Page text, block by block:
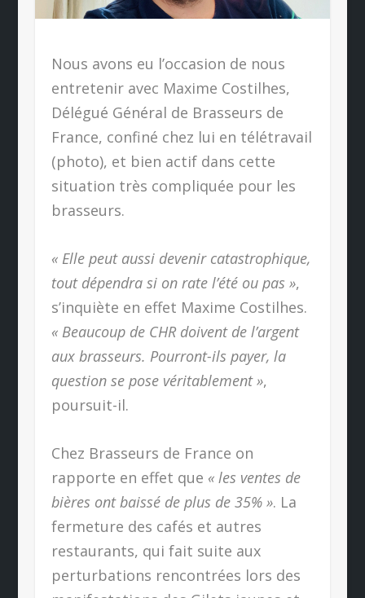
Nous avons eu l’occasion de nous
entretenir avec Maxime Costilhes,
Délégué Général de Brasseurs de
France, confiné chez lui en télétravail
(photo), et bien actif dans cette
situation très compliquée pour les
brasseurs.
« Elle peut aussi devenir catastrophique,
tout dépendra si on rate l’été ou pas »,
s’inquiète en effet Maxime Costilhes.
« Beaucoup de CHR doivent de l’argent
aux brasseurs. Pourront-ils payer, la
question se pose véritablement »,
poursuit-il.
Chez Brasseurs de France on
rapporte en effet que « les ventes de
bières ont baissé de plus de 35% ». La
fermeture des cafés et autres
restaurants, qui fait suite aux
perturbations rencontrées lors des